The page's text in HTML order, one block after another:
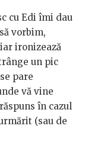
cu Edi îmi dau
vorbim,
ironizează
un pic
pare
vă vine
în cazul
(sau de